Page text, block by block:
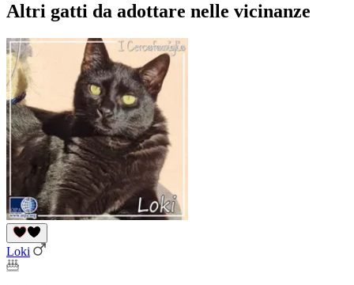
Altri gatti da adottare nelle vicinanze
Loki